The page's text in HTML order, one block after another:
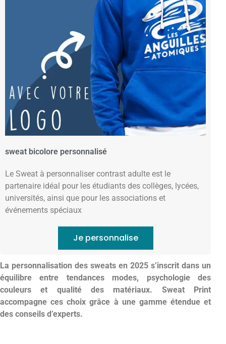
sweat bicolore personnalisé
Le Sweat à personnaliser contrast adulte est le
partenaire idéal pour les étudiants des collèges, lycées,
universités, ainsi que pour les associations et
événements spéciaux
Je personnalise
La personnalisation des sweats en 2025 s’inscrit dans un
équilibre entre tendances modes, psychologie des
couleurs et qualité des matériaux. Sweat Print
accompagne ces choix grâce à une gamme étendue et
des conseils d’experts.